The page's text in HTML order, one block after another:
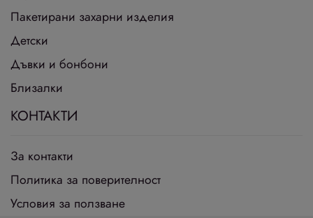
Пакетирани захарни изделия
Детски
Дъвки и бонбони
Близалки
КОНТАКТИ
За контакти
Политика за поверителност
Условия за ползване